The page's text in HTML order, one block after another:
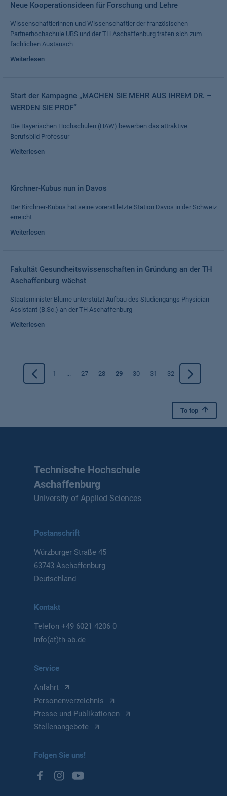
Neue Kooperationsideen für Forschung und Lehre
Wissenschaftlerinnen und Wissenschaftler der französischen
Partnerhochschule UBS und der TH Aschaffenburg trafen sich zum
fachlichen Austausch
Weiterlesen
Start der Kampagne „MACHEN SIE MEHR AUS IHREM DR. –
WERDEN SIE PROF“
Die Bayerischen Hochschulen (HAW) bewerben das attraktive
Berufsbild Professur
Weiterlesen
Kirchner-Kubus nun in Davos
Der Kirchner-Kubus hat seine vorerst letzte Station Davos in der Schweiz
erreicht
Weiterlesen
Fakultät Gesundheitswissenschaften in Gründung an der TH
Aschaffenburg wächst
Staatsminister Blume unterstützt Aufbau des Studiengangs Physician
Assistant (B.Sc.) an der TH Aschaffenburg
Weiterlesen
1 ... 27 28 29 30 31 32
To top
Technische Hochschule
Aschaffenburg
University of Applied Sciences
Postanschrift
Würzburger Straße 45
63743 Aschaffenburg
Deutschland
Kontakt
Telefon+49 6021 4206 0
info(at)th-ab.de
Service
Anfahrt
Personenverzeichnis
Presse und Publikationen
Stellenangebote
Folgen Sie uns!